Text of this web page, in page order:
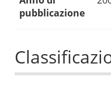
pubblicazione